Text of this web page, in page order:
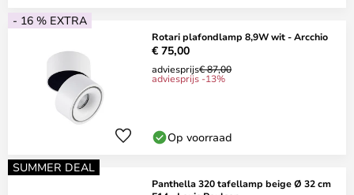
- 16 % EXTRA
Rotari plafondlamp 8,9W wit - Arcchio
€ 75,00
adviesprijs€ 87,00
adviesprijs -13%
Op voorraad
SUMMER DEAL
Panthella 320 tafellamp beige Ø 32 cm